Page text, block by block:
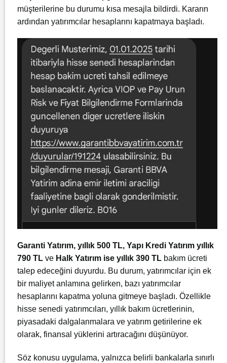
müşterilerine bu durumu kısa mesajla bildirdi. Kararın
ardından yatırımcılar hesaplarını kapatmaya başladı.
Garanti Yatırım, yıllık 500 TL, Yapı Kredi Yatırım yıllık
790 TL ve Halk Yatırım ise yıllık 390 TL bakım ücreti
talep edeceğini duyurdu. Bu durum, yatırımcılar için ek
bir maliyet anlamına gelirken, bazı yatırımcılar
hesaplarını kapatma yoluna gitmeye başladı. Özellikle
hisse senedi yatırımcıları, yıllık bakım ücretlerinin,
piyasadaki dalgalanmalara ve yatırım getirilerine ek
olarak, finansal yüklerini artıracağını düşünüyor.
Söz konusu uygulama, yalnızca belirli bankalarla sınırlı